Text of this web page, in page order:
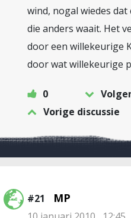
wind, nogal wiedes
die anders waait. Het
door een willekeurige
door wat willekeurige
0
Vorige discussie
#21 MP